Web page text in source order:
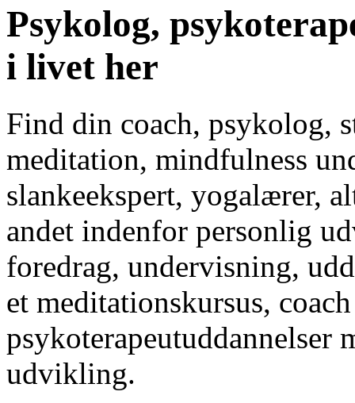
Psykolog,
i livet her
Find din coach, psykolog,
meditation, mindfulness
slankeekspert, yogalærer,
andet indenfor personlig
foredrag, undervisning,
et meditationskursus,
psykoterapeutuddannelser
udvikling.